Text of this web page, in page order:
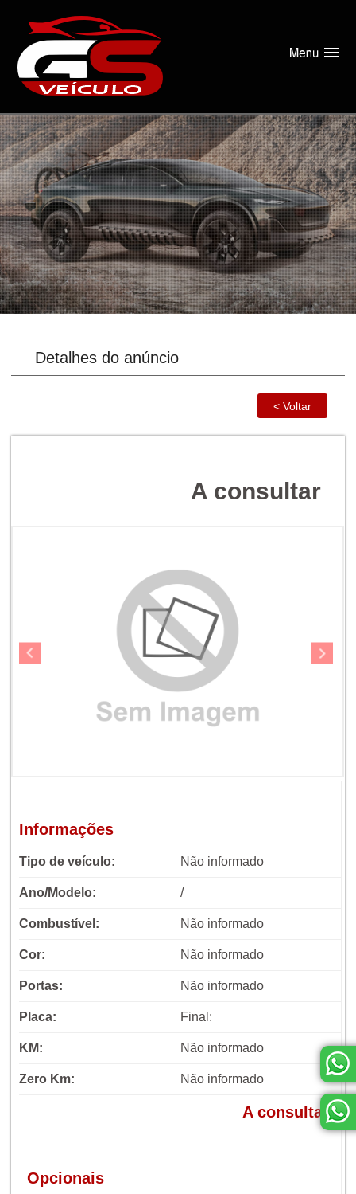
Detalhes do anúncio
A consultar
Informações
Tipo de veículo: Não informado
Ano/Modelo: /
Combustível: Não informado
Cor: Não informado
Portas: Não informado
Placa: Final:
KM: Não informado
Zero Km: Não informado
A consultar
Opcionais